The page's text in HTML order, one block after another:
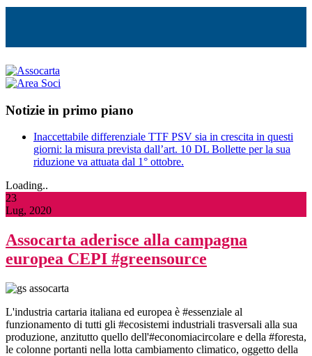
Notizie in primo piano
Inaccettabile differenziale TTF PSV sia in crescita in questi
giorni: la misura prevista dall’art. 10 DL Bollette per la sua
riduzione va attuata dal 1° ottobre.
Loading..
23
Lug, 2020
Assocarta aderisce alla campagna
europea CEPI #greensource
L'industria cartaria italiana ed europea è #essenziale al
funzionamento di tutti gli #ecosistemi industriali trasversali alla sua
produzione, anzitutto quello dell'#economiacircolare e della #foresta,
le colonne portanti nella lotta cambiamento climatico, oggetto della